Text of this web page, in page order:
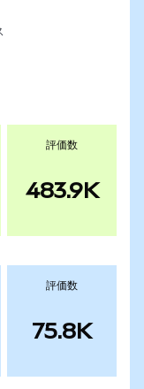
評価数
483.9K
評価数
75.8K